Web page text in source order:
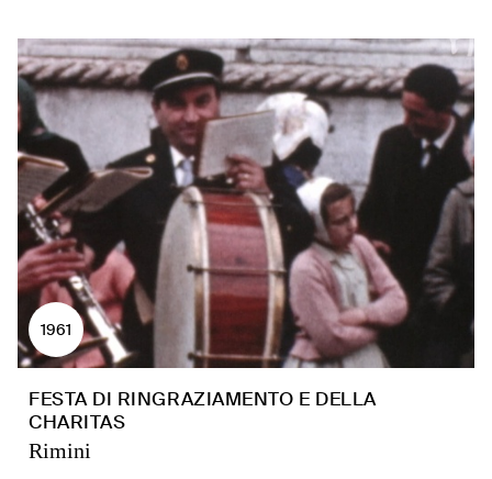
1961
FESTA DI RINGRAZIAMENTO E DELLA
CHARITAS
Rimini